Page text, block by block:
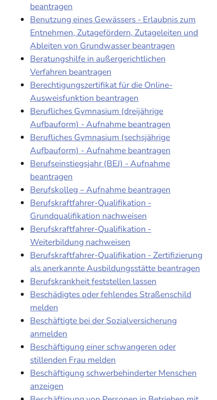
beantragen
Benutzung eines Gewässers - Erlaubnis zum
Entnehmen, Zutagefördern, Zutageleiten und
Ableiten von Grundwasser beantragen
Beratungshilfe in außergerichtlichen
Verfahren beantragen
Berechtigungszertifikat für die Online-
Ausweisfunktion beantragen
Berufliches Gymnasium (dreijährige
Aufbauform) - Aufnahme beantragen
Berufliches Gymnasium (sechsjährige
Aufbauform) - Aufnahme beantragen
Berufseinstiegsjahr (BEJ) - Aufnahme
beantragen
Berufskolleg – Aufnahme beantragen
Berufskraftfahrer-Qualifikation -
Grundqualifikation nachweisen
Berufskraftfahrer-Qualifikation -
Weiterbildung nachweisen
Berufskraftfahrer-Qualifikation - Zertifizierung
als anerkannte Ausbildungsstätte beantragen
Berufskrankheit feststellen lassen
Beschädigtes oder fehlendes Straßenschild
melden
Beschäftigte bei der Sozialversicherung
anmelden
Beschäftigung einer schwangeren oder
stillenden Frau melden
Beschäftigung schwerbehinderter Menschen
anzeigen